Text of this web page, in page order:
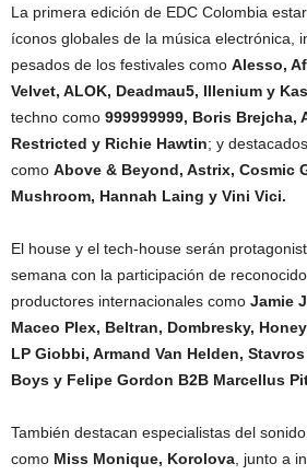
La primera edición de EDC Colombia
íconos globales de la música electrónica,
pesados de los festivales como Alesso,
Velvet, ALOK, Deadmau5, Illenium y
techno como 999999999, Boris Brejcha,
Restricted y Richie Hawtin; y
como Above & Beyond, Astrix, Cosmic
Mushroom, Hannah Laing y Vini Vici.
El house y el tech-house serán
semana con la participación de
productores internacionales como Jamie
Maceo Plex, Beltran, Dombresky,
LP Giobbi, Armand Van Helden,
Boys y Felipe Gordon B2B Marcellus
También destacan especialistas del
como Miss Monique, Korolova , junto a